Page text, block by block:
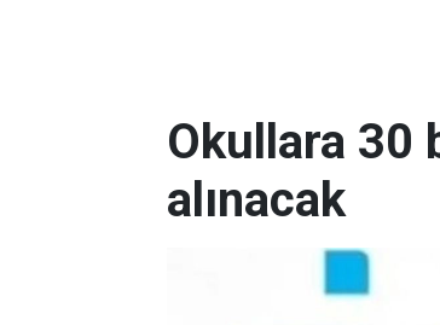
Okullara 30
alınacak